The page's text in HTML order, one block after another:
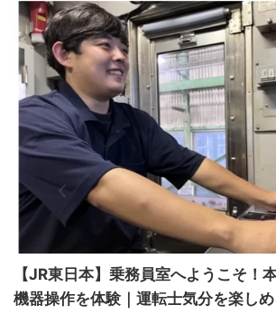
【JR東日本】乗務員室へようこそ！
機器操作を体験｜運転士気分を楽し